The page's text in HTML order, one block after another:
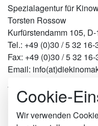
Spezialagentur für
Torsten Rossow
Kurfürstendamm 105,
Tel.: +49 (0)30 / 5 32 16-
Fax: +49 (0)30 / 5 32
Email:
Werben in Städten
Berlin
Hamburg
Cookie-
Wir verwenden